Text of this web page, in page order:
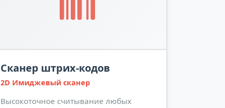
Сканер штрих-кодов
2D Имиджевый сканер
Высокоточное считывание любых